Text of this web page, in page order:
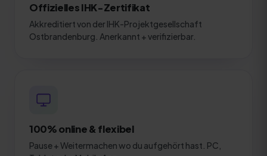
Offizielles IHK-Zertifikat
Akkreditiert von der IHK-Projektgesellschaft
Ostbrandenburg. Anerkannt + verifizierbar.
100% online & flexibel
Pause + Weitermachen wo du aufgehört hast. PC,